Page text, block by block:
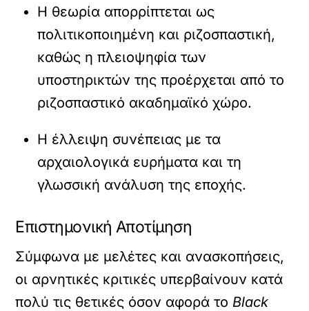
Η θεωρία απορρίπτεται ως
πολιτικοποιημένη και ριζοσπαστική,
καθώς η πλειοψηφία των
υποστηρικτών της προέρχεται από το
ριζοσπαστικό ακαδημαϊκό χώρο.
Η έλλειψη συνέπειας με τα
αρχαιολογικά ευρήματα και τη
γλωσσική ανάλυση της εποχής.
Επιστημονική Αποτίμηση
Σύμφωνα με μελέτες και ανασκοπήσεις,
οι αρνητικές κριτικές υπερβαίνουν κατά
πολύ τις θετικές όσον αφορά το Black